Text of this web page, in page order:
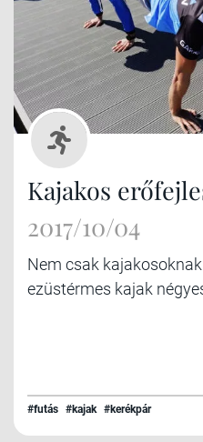
Kajakos
2017/10/04
Nem csak
ezüstérmes kajak
#futás #kajak #kerékpár